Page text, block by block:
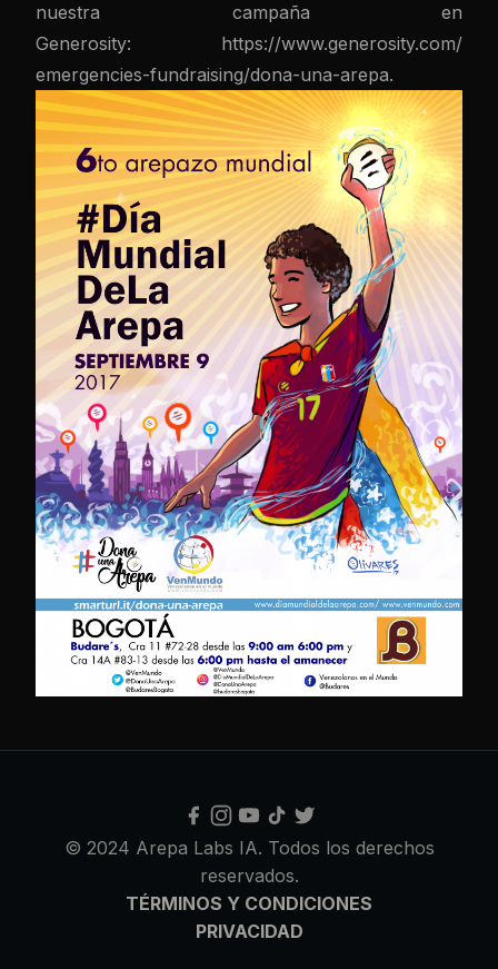
nuestra campaña en
Generosity: https://www.generosity.com/
emergencies-fundraising/dona-una-arepa.
© 2024 Arepa Labs IA. Todos los derechos
reservados.
TÉRMINOS Y CONDICIONES
PRIVACIDAD